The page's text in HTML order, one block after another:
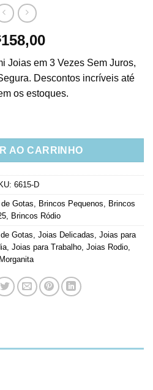
158,00
Joias em 3 Vezes Sem Juros,
Descontos incríveis até
os estoques.
Em Prata De Lei quantidade
AO CARRINHO
6615-D
Gotas Brincos Pequenos
Brincos
, Brincos Ródio
Gotas Joias Delicadas Joias para
Joias para Trabalho Joias Rodio
Morganita